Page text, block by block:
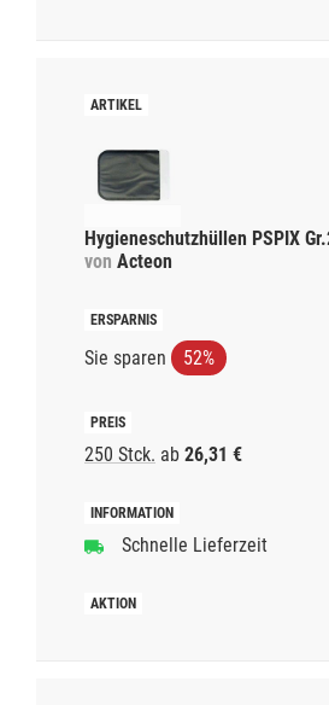
Hygieneschutzhüllen PSPIX
von Acteon
Sie sparen 52%
250 Stck. ab 26,31 €
Schnelle Lieferzeit